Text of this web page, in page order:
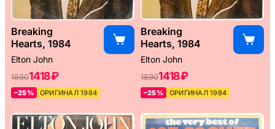
Breaking
Hearts, 1984
Elton John
18901418 ₽
–25% ОРИГИНАЛ 1984
Breaking
Hearts, 1984
Elton John
18901418 ₽
–25% ОРИГИНАЛ 1984